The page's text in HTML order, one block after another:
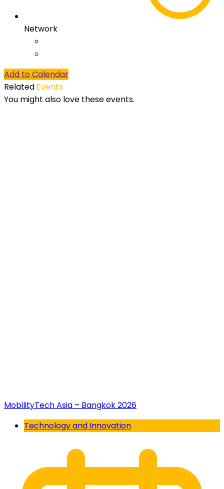
Network
Add to Calendar
Related Events
You might also love these events.
MobilityTech Asia – Bangkok 2026
Technology and Innovation